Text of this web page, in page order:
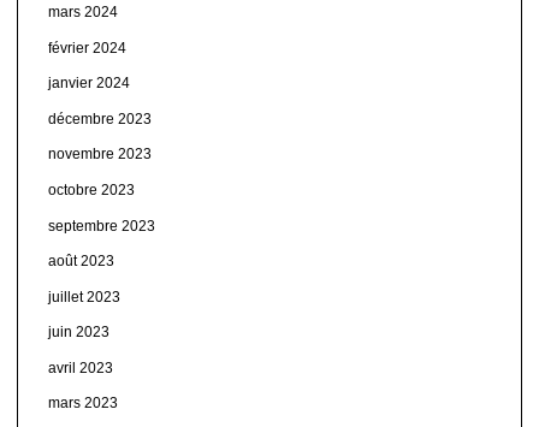
mars 2024
février 2024
janvier 2024
décembre 2023
novembre 2023
octobre 2023
septembre 2023
août 2023
juillet 2023
juin 2023
avril 2023
mars 2023